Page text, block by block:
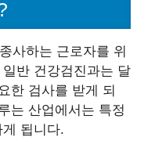
사하는 근로자를 위
반 건강검진과는 달
한 검사를 받게 되
는 산업에서는 특정
됩니다.